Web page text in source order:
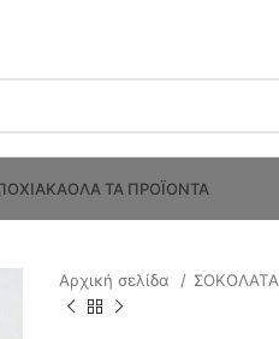
ΟΛΑ ΤΑ ΠΡΟΪΟΝΤΑ
Αρχική σελίδα ΣΟΚΟΛΑΤΑ